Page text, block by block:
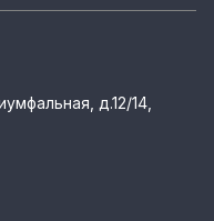
д.12/14,